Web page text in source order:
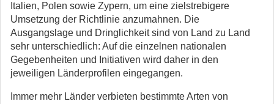
Italien, Polen sowie Zypern, um eine zielstrebigere
Umsetzung der Richtlinie anzumahnen. Die
Ausgangslage und Dringlichkeit sind von Land zu Land
sehr unterschiedlich: Auf die einzelnen nationalen
Gegebenheiten und Initiativen wird daher in den
jeweiligen Länderprofilen eingegangen.
Immer mehr Länder verbieten bestimmte Arten von